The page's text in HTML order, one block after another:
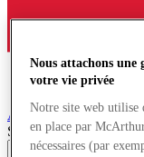
AshfordVillage de
Search input
Nous attachons une
votre vie privée
Notre site web utilise
en place par
nécessaires (par